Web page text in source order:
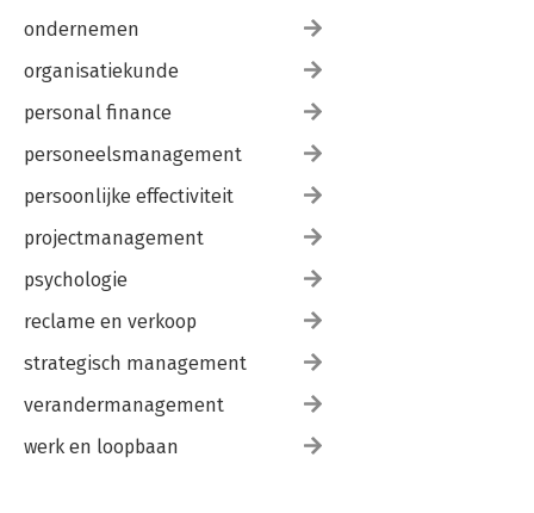
ondernemen
organisatiekunde
personal finance
personeelsmanagement
persoonlijke effectiviteit
projectmanagement
psychologie
reclame en verkoop
strategisch management
verandermanagement
werk en loopbaan